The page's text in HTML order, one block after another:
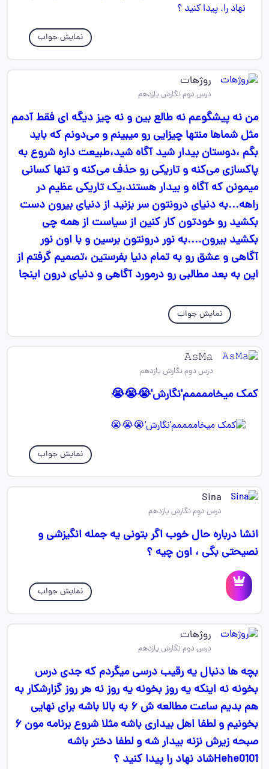
نمایش جواب
روژهات
درس دوم نگارش یازدهم
من نه پیشگوعم نه طالع بین و نه چیز دیگه ای فقط آدمم
مثل شماها منتها چیزایی رو میبینم و می‌دونم که باید
بگم ،دوستان بیدار شید آگاه شید،طبیعت داره شروع به
پاکسازی می‌کنه و تاریکی رو حذف می‌کنه و تنها کسانی
میمونن که آگاه و بیدار هستند،یک تاریکی عظیم در
راهه...به دنیای درونتون سر بزنید از دنیای بیرون دست
بکشید رو خودتون کار کنین از سیاست از همه چی
بکشید بیرون....به نور درونتون برسین و با اون نور
آگاهی و عشق رو به تمام دنیا بفرستین ،تصمیم گرفتم از
این به بعد مطالبی رو درمورد آگاهی و دنیای درون اینجا
نمایش جواب
𝙰𝚜𝙼𝚊
درس دوم نگارش یازدهم
کمک میخاممممم'نگارش'😭😭😭
نمایش جواب
Sina
درس دوم نگارش یازدهم
انشا درباره حال خوب اگر بتونی یه جمله انگیزشی و
نصیحتی بگی ، اون چیه ؟
نمایش جواب
روژهات
درس دوم نگارش یازدهم
بچه ها دنبال یه رقیب درسی میگردم که جدی درس
بخونه نه اینکه یه روز بخونه یه روز نه هر روز گزارشکار به
هم بدیم ساعت مطالعه ش ۶ به بالا باشه برای نهایی
بخونیم و لطفا اهل بیداری باشه مثلا شروع برنامه مون ۶
صبحه زیرش نزنه بیدار شه و لطفا دختر باشه
Hehe0101شاد نهاد را پیدا کنید ؟